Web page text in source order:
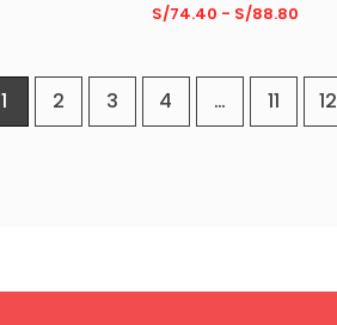
S/74.40 - S/88.80
1 2 3 4 … 11 12